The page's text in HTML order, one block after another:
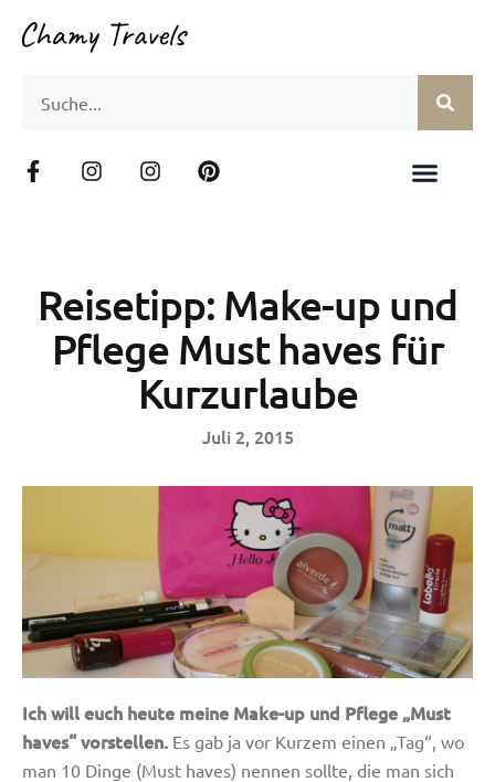
Reisetipp: Make-up und
Pflege Must haves für
Kurzurlaube
Juli 2, 2015
Ich will euch heute meine Make-up und Pflege „Must
haves“ vorstellen. Es gab ja vor Kurzem einen „Tag“, wo
man 10 Dinge (Must haves) nennen sollte, die man sich